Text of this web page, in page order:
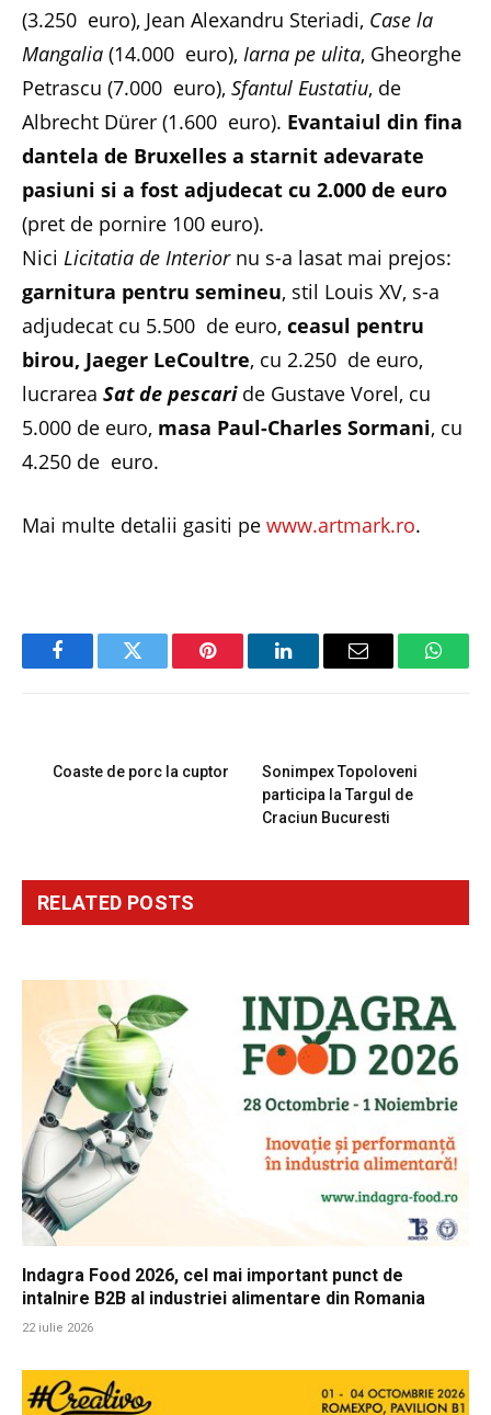
(3.250 euro), Jean Alexandru Steriadi, Case la
Mangalia (14.000 euro), Iarna pe ulita, Gheorghe
Petrascu (7.000 euro), Sfantul Eustatiu, de
Albrecht Dürer (1.600 euro). Evantaiul din fina
dantela de Bruxelles a starnit adevarate
pasiuni si a fost adjudecat cu 2.000 de euro
(pret de pornire 100 euro).
Nici Licitatia de Interiornu s-a lasat mai prejos:
garnitura pentru semineu, stil Louis XV, s-a
adjudecat cu 5.500 de euro, ceasul pentru
birou, Jaeger LeCoultre, cu 2.250 de euro,
lucrarea Sat de pescaride Gustave Vorel, cu
5.000 de euro, masa Paul-Charles Sormani, cu
4.250 de euro.
Mai multe detalii gasiti pe www.artmark.ro.
FacebookTwitter Pinterest LinkedInEmail
Coaste de porc la cuptor
Sonimpex Topoloveni
participa la Targul de
Craciun Bucuresti
RELATED POSTS
Indagra Food 2026, cel mai important punct de
intalnire B2B al industriei alimentare din Romania
22 iulie 2026